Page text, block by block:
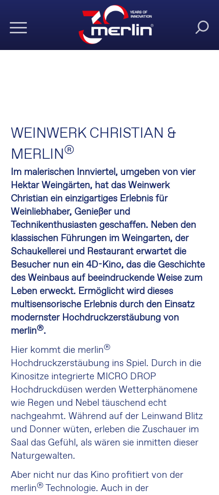
WEINWERK CHRISTIAN &
MERLIN®
Im malerischen Innviertel, umgeben von vier
Hektar Weingärten, hat das Weinwerk
Christian ein einzigartiges Erlebnis für
Weinliebhaber, Genießer und
Technikenthusiasten geschaffen. Neben den
klassischen Führungen im Weingarten, der
Schaukellerei und Restaurant erwartet die
Besucher nun ein 4D-Kino, das die Geschichte
des Weinbaus auf beeindruckende Weise zum
Leben erweckt. Ermöglicht wird dieses
multisensorische Erlebnis durch den Einsatz
modernster Hochdruckzerstäubung von
merlin®.
Hier kommt die merlin®
Hochdruckzerstäubung ins Spiel. Durch in die
Kinositze integrierte MICRO DROP
Hochdruckdüsen werden Wetterphänomene
wie Regen und Nebel täuschend echt
nachgeahmt. Während auf der Leinwand Blitz
und Donner wüten, erleben die Zuschauer im
Saal das Gefühl, als wären sie inmitten dieser
Naturgewalten.
Aber nicht nur das Kino profitiert von der
merlin®Technologie. Auch in der